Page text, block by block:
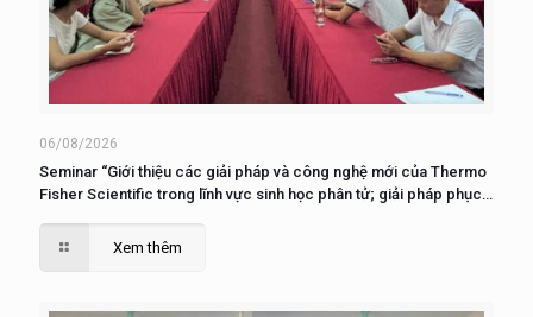
06/08/2026
Seminar “Giới thiệu các giải pháp và công nghệ mới của Thermo
Fisher Scientific trong lĩnh vực sinh học phân tử; giải pháp phục
Xem thêm